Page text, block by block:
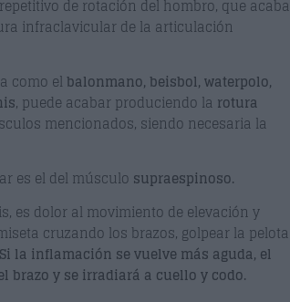
de rotación del hombro, que acaba
infraclavicular de la articulación
como elbalonmano, beisbol, waterpolo,
, puede acabar produciendo la rotura
mencionados, siendo necesaria la
es el del músculo supraespinoso.
es dolor al movimiento de elevación y
cruzando los brazos, golpear la pelota
Si la inflamación se vuelve más aguda, el
y se irradiará a cuello y codo.